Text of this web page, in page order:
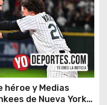
héroe y Medias
de Nueva York